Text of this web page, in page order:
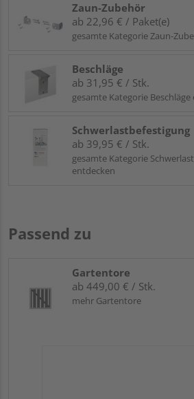
Zaun-Zubehör
ab 22,96 € / Paket(e)
gesamte Kategorie Zaun-
Beschläge
ab 31,95 € / Stk.
gesamte Kategorie
Schwerlastbefestigung
ab 39,95 € / Stk.
gesamte Kategorie
entdecken
Passend zu
Gartentore
ab 449,00 € / Stk.
mehr Gartentore